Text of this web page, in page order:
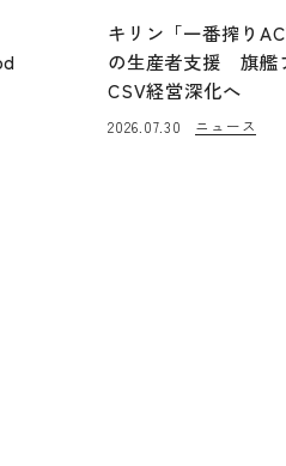
キリン「一番搾り
の生産者支援 旗艦
CSV経営深化へ
2026.07.30 ニュース